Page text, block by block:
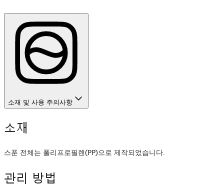
소재 및 사용 주의사항
소재
스푼 전체는 폴리프로필렌(PP)으로 제작되었습니다.
관리 방법